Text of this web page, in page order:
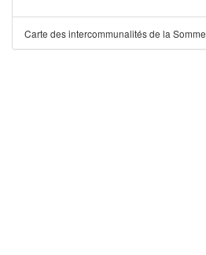
Carte des intercommunalités de la Somme